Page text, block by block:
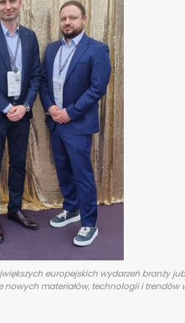
europejskich wydarzeń branży
materiałów, technologii i trendów